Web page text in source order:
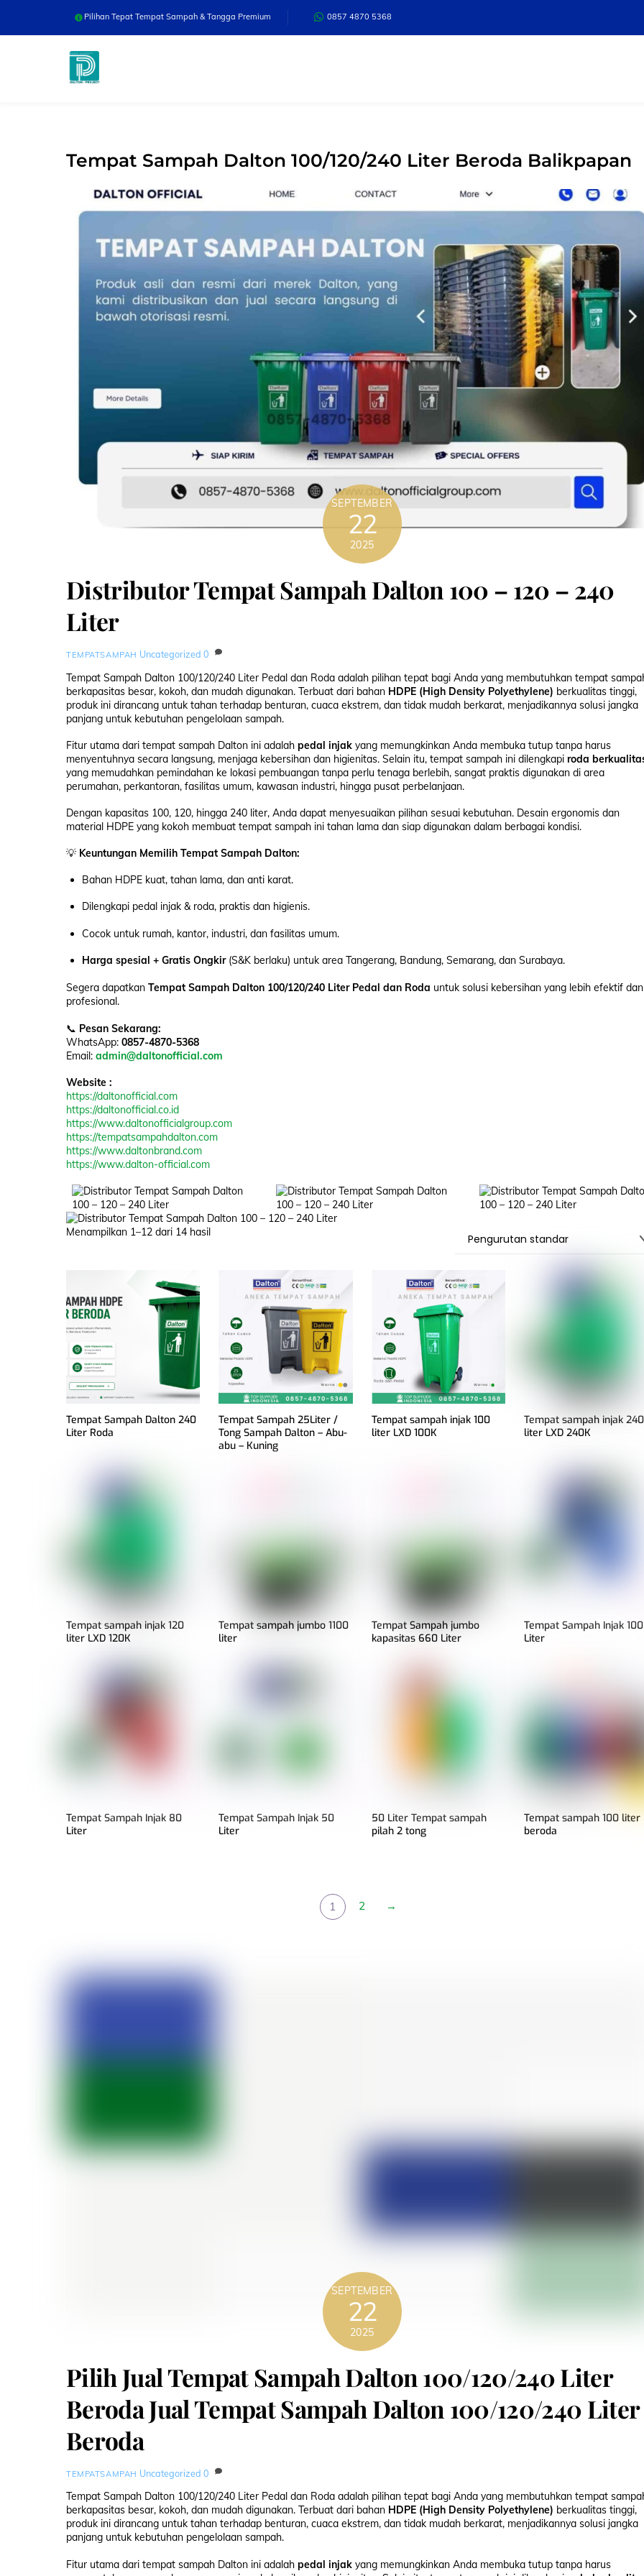
content
Pilihan Tepat Tempat Sampah & Tangga Premium 0857 4870 5368
Tempat Sampah Dalton 100/120/240 Liter Beroda Balikpapan
SEPTEMBER
22
2025
Distributor Tempat Sampah Dalton 100 – 120 – 240
Liter
TEMPATSAMPAH Uncategorized 0
Tempat Sampah Dalton 100/120/240 Liter Pedal dan Roda adalah pilihan tepat bagi Anda yang membutuhkan tempat
berkapasitas besar, kokoh, dan mudah digunakan. Terbuat dari bahan HDPE (High Density Polyethylene) berkualitas tinggi,
produk ini dirancang untuk tahan terhadap benturan, cuaca ekstrem, dan tidak mudah berkarat, menjadikannya solusi jangka
panjang untuk kebutuhan pengelolaan sampah.
Fitur utama dari tempat sampah Dalton ini adalah pedal injak yang memungkinkan Anda membuka tutup tanpa harus
menyentuhnya secara langsung, menjaga kebersihan dan higienitas. Selain itu, tempat sampah ini dilengkapi roda
yang memudahkan pemindahan ke lokasi pembuangan tanpa perlu tenaga berlebih, sangat praktis digunakan di area
perumahan, perkantoran, fasilitas umum, kawasan industri, hingga pusat perbelanjaan.
Dengan kapasitas 100, 120, hingga 240 liter, Anda dapat menyesuaikan pilihan sesuai kebutuhan. Desain ergonomis dan
material HDPE yang kokoh membuat tempat sampah ini tahan lama dan siap digunakan dalam berbagai kondisi.
💡 Keuntungan Memilih Tempat Sampah Dalton:
Bahan HDPE kuat, tahan lama, dan anti karat.
Dilengkapi pedal injak & roda, praktis dan higienis.
Cocok untuk rumah, kantor, industri, dan fasilitas umum.
Harga spesial + Gratis Ongkir(S&K berlaku) untuk area Tangerang, Bandung, Semarang, dan Surabaya.
Segera dapatkan Tempat Sampah Dalton 100/120/240 Liter Pedal dan Roda untuk solusi kebersihan yang lebih efektif dan
profesional.
📞 Pesan Sekarang:
WhatsApp: 0857-4870-5368
Email: admin@daltonofficial.com
Website :
https://daltonofficial.com
https://daltonofficial.co.id
https://www.daltonofficialgroup.com
https://tempatsampahdalton.com
https://www.daltonbrand.com
https://www.dalton-official.com
Menampilkan 1–12 dari 14 hasil
Tempat Sampah Dalton 240
Liter Roda
Tempat Sampah 25Liter /
Tong Sampah Dalton – Abu-
abu – Kuning
Tempat sampah injak 100
liter LXD 100K
Tempat sampah injak 240
liter LXD 240K
Tempat sampah injak 120
liter LXD 120K
Tempat sampah jumbo 1100
liter
Tempat Sampah jumbo
kapasitas 660 Liter
Tempat Sampah Injak 100
Liter
Tempat Sampah Injak 80
Liter
Tempat Sampah Injak 50
Liter
50 Liter Tempat sampah
pilah 2 tong
Tempat sampah 100 liter
beroda
1 2 →
SEPTEMBER
22
2025
Pilih Jual Tempat Sampah Dalton 100/120/240 Liter
Beroda Jual Tempat Sampah Dalton 100/120/240 Liter
Beroda
TEMPATSAMPAH Uncategorized 0
Tempat Sampah Dalton 100/120/240 Liter Pedal dan Roda adalah pilihan tepat bagi Anda yang membutuhkan tempat
berkapasitas besar, kokoh, dan mudah digunakan. Terbuat dari bahan HDPE (High Density Polyethylene) berkualitas tinggi,
produk ini dirancang untuk tahan terhadap benturan, cuaca ekstrem, dan tidak mudah berkarat, menjadikannya solusi jangka
panjang untuk kebutuhan pengelolaan sampah.
Fitur utama dari tempat sampah Dalton ini adalah pedal injak yang memungkinkan Anda membuka tutup tanpa harus